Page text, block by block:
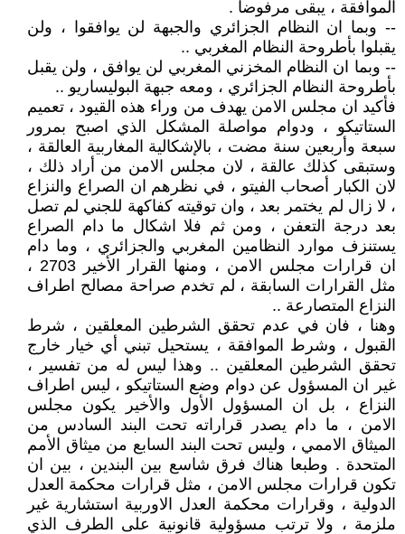
الموافقة ، يبقى مرفوضا .
-- وبما ان النظام الجزائري والجبهة لن يوافقوا ، ولن
يقبلوا بأطروحة النظام المغربي ..
-- وبما ان النظام المخزني المغربي لن يوافق ، ولن يقبل
بأطروحة النظام الجزائري ، ومعه جبهة البوليساريو ..
فأكيد ان مجلس الامن يهدف من وراء هذه القيود ، تعميم
الستاتيكو ، ودوام مواصلة المشكل الذي اصبح بمرور
سبعة وأربعين سنة مضت ، بالإشكالية المغاربية العالقة ،
وستبقى كذلك عالقة ، لان مجلس الامن من أراد ذلك ،
لان الكبار أصحاب الفيتو ، في نظرهم ان الصراع والنزاع
، لا زال لم يختمر بعد ، وان توقيته كفاكهة للجني لم تصل
بعد درجة التعفن ، ومن ثم فلا اشكال ما دام الصراع
يستنزف موارد النظامين المغربي والجزائري ، وما دام
ان قرارات مجلس الامن ، ومنها القرار الأخير 2703 ،
مثل القرارات السابقة ، لم تخدم صراحة مصالح اطراف
النزاع المتصارعة ..
وهنا ، فان في عدم تحقق الشرطين المعلقين ، شرط
القبول ، وشرط الموافقة ، يستحيل تبني أي خيار خارج
تحقق الشرطين المعلقين .. وهذا ليس له من تفسير ،
غير ان المسؤول عن دوام وضع الستاتيكو ، ليس اطراف
النزاع ، بل ان المسؤول الأول والأخير يكون مجلس
الامن ، ما دام يصدر قراراته تحت البند السادس من
الميثاق الاممي ، وليس تحت البند السابع من ميثاق الأمم
المتحدة . وطبعا هناك فرق شاسع بين البندين ، بين ان
تكون قرارات مجلس الامن ، مثل قرارات محكمة العدل
الدولية ، وقرارات محكمة العدل الاوربية استشارية غير
ملزمة ، ولا ترتب مسؤولية قانونية على الطرف الذي